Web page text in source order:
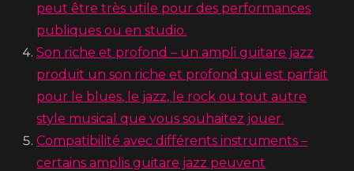
peut être très utile pour des performances
publiques ou en studio.
Son riche et profond – un ampli guitare jazz
produit un son riche et profond qui est parfait
pour le blues, le jazz, le rock ou tout autre
style musical que vous souhaitez jouer.
Compatibilité avec différents instruments –
certains amplis guitare jazz peuvent